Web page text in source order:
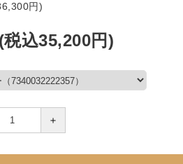
円)
込35,200円)
＋